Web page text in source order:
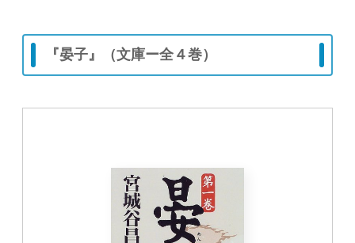
『晏子』（文庫ー全４巻）